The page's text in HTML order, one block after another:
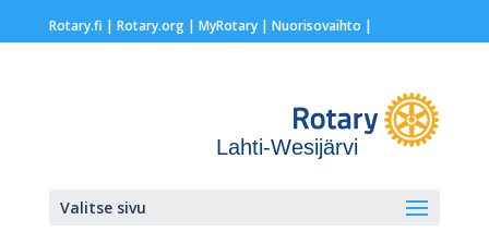
Rotary.fi | Rotary.org| MyRotary | Nuorisovaihto |
Lahti-Wesijärvi
Valitse sivu